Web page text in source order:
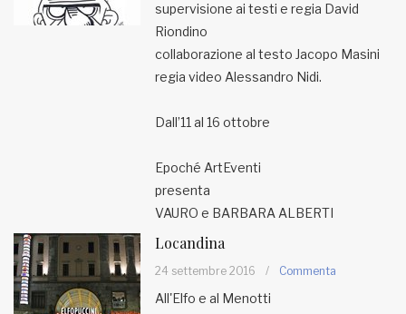
supervisione ai testi e regia David
Riondino
collaborazione al testo Jacopo Masini
regia video Alessandro Nidi.
Dall’11 al 16 ottobre
Epoché ArtEventi
presenta
VAURO e BARBARA ALBERTI
Locandina
24 settembre 2016 / Commenta
All'Elfo e al Menotti